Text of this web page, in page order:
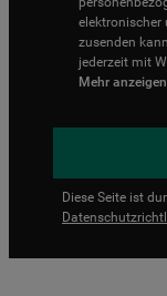
elektronischer
zusenden
jederzeit mit
Mehr anzeigen
Diese Seite ist